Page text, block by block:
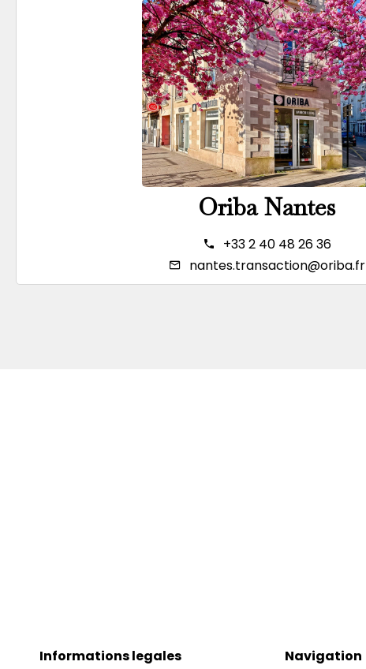
Oriba Nantes
+33 2 40 48 26 36
nantes.transaction@oriba.fr
Informations legales Navigation